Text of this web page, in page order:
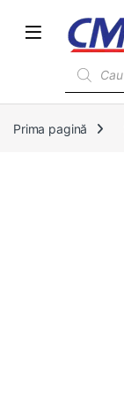
Prima pagină